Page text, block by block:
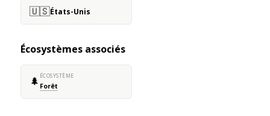
🇺🇸États-Unis
Écosystèmes associés
🌲 ÉCOSYSTÈME
Forêt